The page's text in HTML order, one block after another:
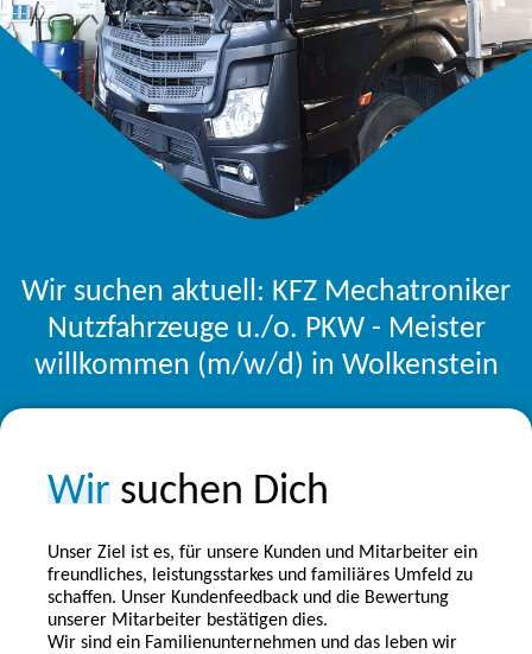
Wir suchen aktuell: KFZ Mechatroniker
Nutzfahrzeuge u./o. PKW - Meister
willkommen (m/w/d) in Wolkenstein
Wir suchen Dich
Unser Ziel ist es, für unsere Kunden und Mitarbeiter ein
freundliches, leistungsstarkes und familiäres Umfeld zu
schaffen. Unser Kundenfeedback und die Bewertung
unserer Mitarbeiter bestätigen dies.
Wir sind ein Familienunternehmen und das leben wir